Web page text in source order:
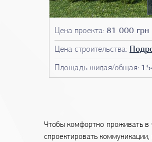
Цена проекта: 81 000 грн
Цена строительства:
Площадь жилая/общая:
Чтобы комфортно проживать в
спроектировать